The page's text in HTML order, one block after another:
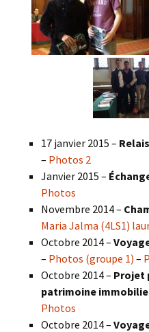
17 janvier 2015 –
– Photos 2
Janvier 2015 –
Photos
Novembre 2014 –
Maria Jalma (4LS1)
Octobre 2014 –
– Photos (groupe 1) –
Octobre 2014 – Projet
patrimoine
Photos
Octobre 2014 –